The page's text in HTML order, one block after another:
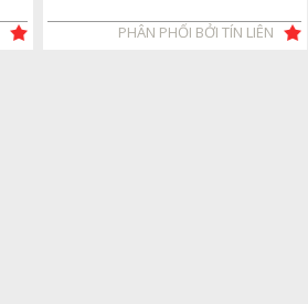
PHÂN PHỐI BỞI TÍN LIÊN